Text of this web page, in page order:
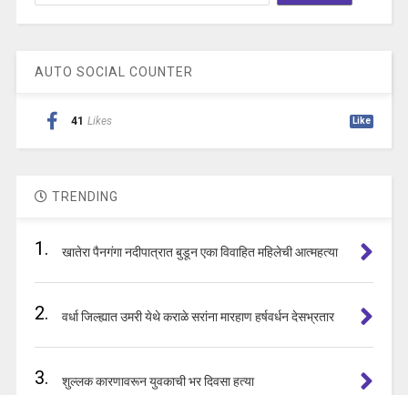
AUTO SOCIAL COUNTER
41 Likes Like
TRENDING
1. खातेरा पैनगंगा नदीपात्रात बुडून एका विवाहित महिलेची आत्महत्या
2. वर्धा जिल्ह्यात उमरी येथे कराळे सरांना मारहाण हर्षवर्धन देसभ्रतार
3. शुल्लक कारणावरून युवकाची भर दिवसा हत्या